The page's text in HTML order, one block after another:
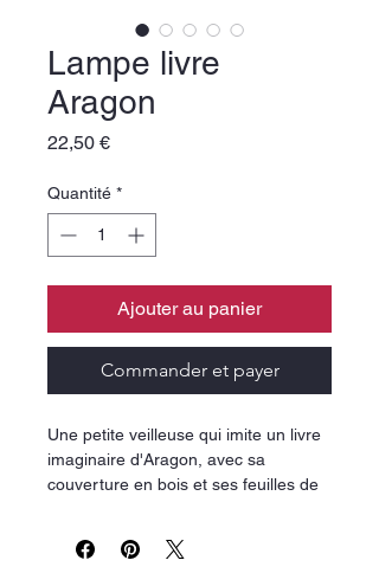
Lampe livre
Aragon
22,50 €Prix
Quantité *
Ajouter au panier
Commander et payer
Une petite veilleuse qui imite un livre
imaginaire d'Aragon, avec sa
couverture en bois et ses feuilles de
est rechargeable grâce à sa batterie